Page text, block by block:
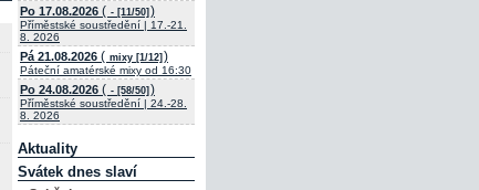
Po 17.08.2026 ( - [11/50] )
Příměstské soustředění | 17.-21.
8. 2026
Pá 21.08.2026 ( mixy [1/12] )
Páteční amatérské mixy od 16:30
Po 24.08.2026 ( - [58/50] )
Příměstské soustředění | 24.-28.
8. 2026
Aktuality
Svátek dnes slaví